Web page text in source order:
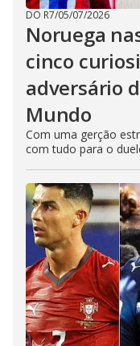
DO R7/05/07/2026
Noruega
cinco
adversário
Mundo
Com uma gerção
com tudo para o